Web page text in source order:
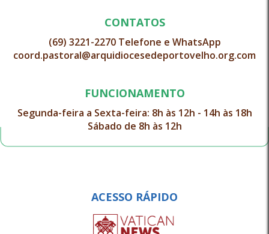
CONTATOS
(69) 3221-2270 Telefone e WhatsApp
coord.pastoral@arquidiocesedeportovelho.org.com
FUNCIONAMENTO
Segunda-feira a Sexta-feira: 8h às 12h - 14h às 18h
Sábado de 8h às 12h
ACESSO RÁPIDO